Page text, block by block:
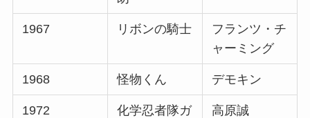
1967 リボンの騎士
フランツ・チ
ャーミング
1968 怪物くん デモキン
1972
化学忍者隊ガ
高原誠